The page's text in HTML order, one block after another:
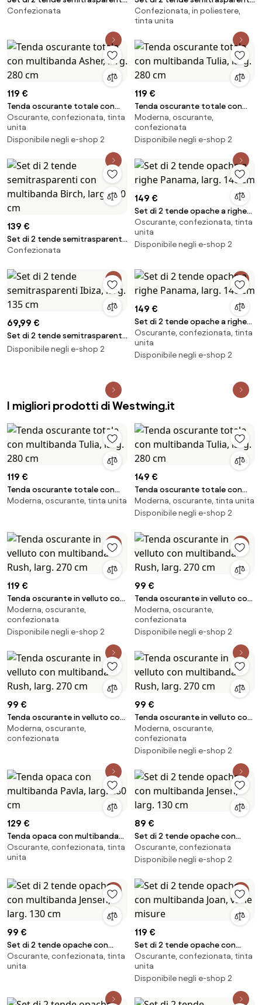
con multibanda Gardine Birch,
Confezionata
con multibanda Lidia, larg. 140
cm
Confezionata, in poliestere,
tinta unita
119 €
Tenda oscurante totale con
multibanda Asher, larg. 280 cm
Oscurante, confezionata, tinta
unita
Disponibile negli e-shop 2
119 €
Tenda oscurante totale con
multibanda Tulia, larg. 280 cm
Moderna, oscurante,
confezionata
Disponibile negli e-shop 2
139 €
Set di 2 tende semitrasparenti
con multibanda Birch, larg. 130
Confezionata
149 €
Set di 2 tende opache a righe
Panama, larg. 140 cm
Oscurante, confezionata, tinta
unita
Disponibile negli e-shop 2
69,99 €
Set di 2 tende semitrasparenti
Ibiza, larg. 135 cm
Disponibile negli e-shop 2
149 €
Set di 2 tende opache a righe
Panama, larg. 140 cm
Oscurante, confezionata, tinta
unita
Disponibile negli e-shop 2
I migliori prodotti di Westwing.it
119 €
Tenda oscurante totale con
multibanda Tulia, larg. 280 cm
Moderna, oscurante, tinta unita
149 €
Tenda oscurante totale con
multibanda Tulia, larg. 280 cm
Moderna, oscurante, tinta unita
Disponibile negli e-shop 2
119 €
Tenda oscurante in velluto con
multibanda Rush, larg. 270 cm
Moderna, oscurante,
confezionata
Disponibile negli e-shop 2
99 €
Tenda oscurante in velluto con
multibanda Rush, larg. 270 cm
Moderna, oscurante,
confezionata
Disponibile negli e-shop 2
99 €
Tenda oscurante in velluto con
multibanda Rush, larg. 270 cm
Moderna, oscurante,
confezionata
99 €
Tenda oscurante in velluto con
multibanda Rush, larg. 270 cm
Moderna, oscurante,
confezionata
Disponibile negli e-shop 2
129 €
Tenda opaca con multibanda
Pavla, larg. 280 cm
Oscurante, confezionata, tinta
unita
89 €
Set di 2 tende opache con
multibanda Jensen, larg. 130 cm
Oscurante, confezionata
Disponibile negli e-shop 2
99 €
Set di 2 tende opache con
multibanda Jensen, larg. 130 cm
Oscurante, confezionata, tinta
unita
119 €
Set di 2 tende opache con
multibanda Joan, varie misure
Oscurante, confezionata, tinta
unita
Disponibile negli e-shop 2